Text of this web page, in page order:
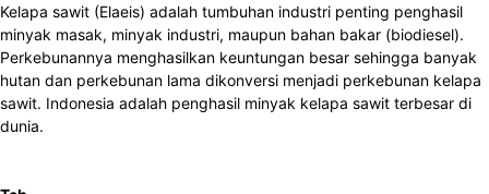
Kelapa sawit (Elaeis) adalah tumbuhan industri penting penghasil
minyak masak, minyak industri, maupun bahan bakar (biodiesel).
Perkebunannya menghasilkan keuntungan besar sehingga banyak
hutan dan perkebunan lama dikonversi menjadi perkebunan kelapa
sawit. Indonesia adalah penghasil minyak kelapa sawit terbesar di
dunia.